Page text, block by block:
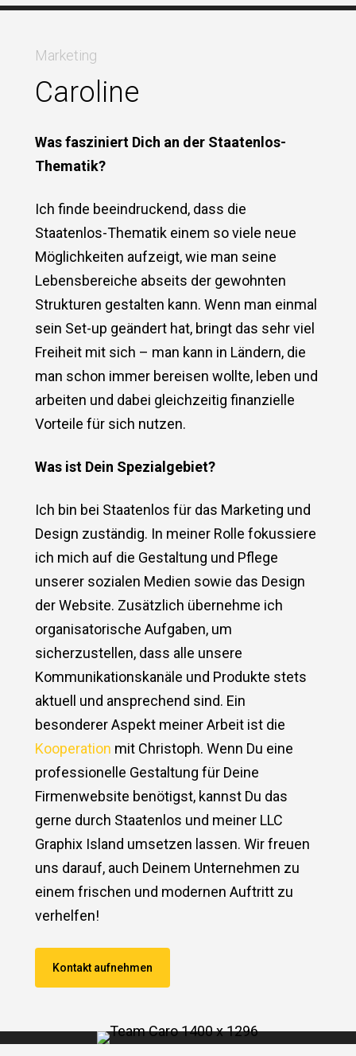
Marketing
Caroline
Was fasziniert Dich an der Staatenlos-
Thematik?
Ich finde beeindruckend, dass die
Staatenlos-Thematik einem so viele neue
Möglichkeiten aufzeigt, wie man seine
Lebensbereiche abseits der gewohnten
Strukturen gestalten kann. Wenn man einmal
sein Set-up geändert hat, bringt das sehr viel
Freiheit mit sich – man kann in Ländern, die
man schon immer bereisen wollte, leben und
arbeiten und dabei gleichzeitig finanzielle
Vorteile für sich nutzen.
Was ist Dein Spezialgebiet?
Ich bin bei Staatenlos für das Marketing und
Design zuständig. In meiner Rolle fokussiere
ich mich auf die Gestaltung und Pflege
unserer sozialen Medien sowie das Design
der Website. Zusätzlich übernehme ich
organisatorische Aufgaben, um
sicherzustellen, dass alle unsere
Kommunikationskanäle und Produkte stets
aktuell und ansprechend sind. Ein
besonderer Aspekt meiner Arbeit ist die
Kooperation mit Christoph. Wenn Du eine
professionelle Gestaltung für Deine
Firmenwebsite benötigst, kannst Du das
gerne durch Staatenlos und meiner LLC
Graphix Island umsetzen lassen. Wir freuen
uns darauf, auch Deinem Unternehmen zu
einem frischen und modernen Auftritt zu
verhelfen!
Kontakt aufnehmen